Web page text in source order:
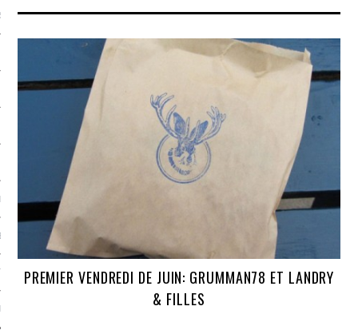
& FRUITS DE MER
UNIS
PREMIER VENDREDI DE JUIN: GRUMMAN78 ET LANDRY
& FILLES